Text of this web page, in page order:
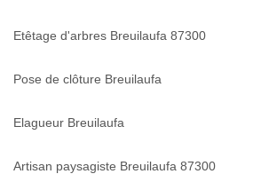
Etêtage d'arbres Breuilaufa 87300
Pose de clôture Breuilaufa
Elagueur Breuilaufa
Artisan paysagiste Breuilaufa 87300